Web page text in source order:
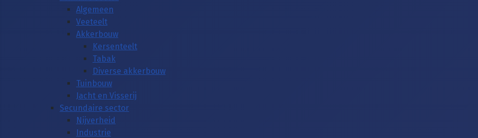
Algemeen
Veeteelt
Akkerbouw
Kersenteelt
Tabak
Diverse akkerbouw
Tuinbouw
Jacht en Visserij
Secundaire sector
Nijverheid
Industrie